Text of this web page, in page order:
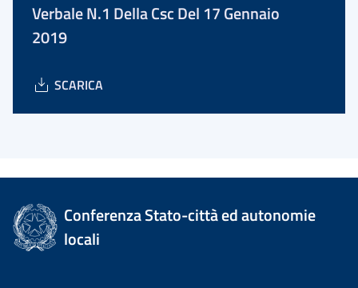
Verbale N.1 Della Csc Del 17 Gennaio
2019
SCARICA
Conferenza Stato-città ed autonomie
locali